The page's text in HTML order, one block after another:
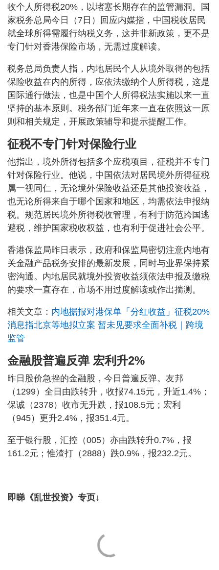
收个人所得税20%，以堵塞长期存在的监管漏洞。国
家税务总局今日（7日）回应内媒指，中国税收居民
就全球所得需履行纳税义务，这并非新政策，更不是
专门针对香港保险市场，无需过度解读。
税务总局负责人指，内地居民个人从境外取得的包括
保险收益在内的所得，应依法缴纳个人所得税，这是
国际通行做法，也是中国个人所得税法实施以来一直
坚持的基本原则。税务部门近年来一直在依照这一原
则和相关规定，开展政策辅导和提示提醒工作。
征税不专门针对保险行业
他指出，境外所得包括多个应税项目，征税并不专门
针对保险行业。他说，中国依法对居民境外所得征税
属一视同仁，无论境外保险收益还是其他投资收益，
也无论所得来自于哪个国家和地区，均需依法申报纳
税。规范居民境外所得税收管理，有利于防范跨国逃
避税，维护国家税收权益，也有利于促进社会公平。
香港保监局昨日表示，政府和保监局密切注意内地有
关金融产品税务安排的最新发展，同时与业界保持紧
密沟通。内地居民就境外投资收益须依法申报及缴税
的要求一直存在，市场不用过度解读或作出揣测。
相关文章： 内地据报对港保单「分红收益」征税20%
消息指北京等地拟立案 暂未见要求全面补税｜跨境
监管
金融股普遍反弹 宏利升2%
昨日股价急挫的金融股，今日普遍反弹。友邦
（1299）全日由跌转升，收报74.15元，升近1.4%；
保诚（2378）收市无升跌，报108.5元；宏利
（945）更升2.4%，报351.4元。
至于银行股，汇控（005）亦由跌转升0.7%，报
161.2元；惟渣打（2888）跌0.9%，报232.2元。
即睇《乱世投资》专页↓